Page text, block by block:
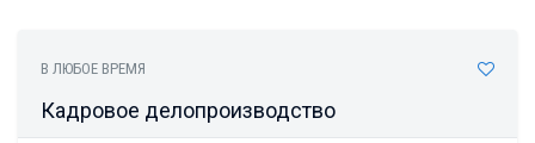
В ЛЮБОЕ ВРЕМЯ
Кадровое делопроизводство